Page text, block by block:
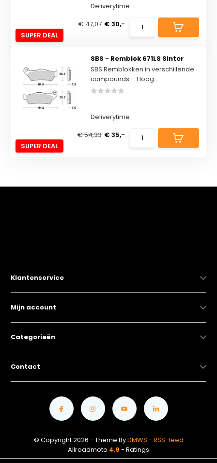
SUPER DEAL
Deliverytime
€ 47,07 € 30,-
SUPER DEAL
SBS - Remblok 671LS Sinter
SBS Remblokken in verschillende
compounds – Hoog...
Deliverytime
€ 54,33 € 35,-
Klantenservice
Mijn account
Categorieën
Contact
© Copyright 2026 - Theme ByDMWS - RSS-feed
Allroadmoto 4.9 - Ratings